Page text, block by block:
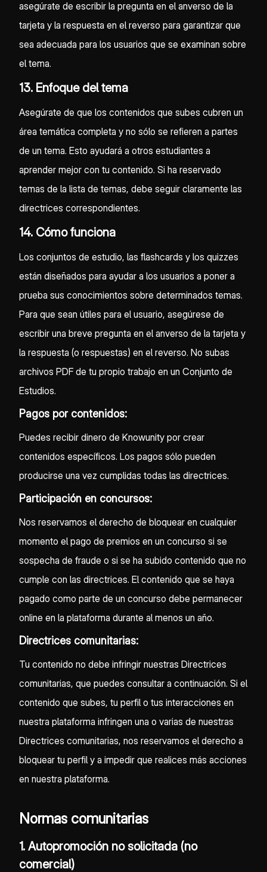
asegúrate de escribir la pregunta en el anverso de la
tarjeta y la respuesta en el reverso para garantizar que
sea adecuada para los usuarios que se examinan sobre
el tema.
13. Enfoque del tema
Asegúrate de que los contenidos que subes cubren un
área temática completa y no sólo se refieren a partes
de un tema. Esto ayudará a otros estudiantes a
aprender mejor con tu contenido. Si ha reservado
temas de la lista de temas, debe seguir claramente las
directrices correspondientes.
14. Cómo funciona
Los conjuntos de estudio, las flashcards y los quizzes
están diseñados para ayudar a los usuarios a poner a
prueba sus conocimientos sobre determinados temas.
Para que sean útiles para el usuario, asegúrese de
escribir una breve pregunta en el anverso de la tarjeta y
la respuesta (o respuestas) en el reverso. No subas
archivos PDF de tu propio trabajo en un Conjunto de
Estudios.
Pagos por contenidos:
Puedes recibir dinero de Knowunity por crear
contenidos específicos. Los pagos sólo pueden
producirse una vez cumplidas todas las directrices.
Participación en concursos:
Nos reservamos el derecho de bloquear en cualquier
momento el pago de premios en un concurso si se
sospecha de fraude o si se ha subido contenido que no
cumple con las directrices. El contenido que se haya
pagado como parte de un concurso debe permanecer
online en la plataforma durante al menos un año.
Directrices comunitarias:
Tu contenido no debe infringir nuestras Directrices
comunitarias, que puedes consultar a continuación. Si el
contenido que subes, tu perfil o tus interacciones en
nuestra plataforma infringen una o varias de nuestras
Directrices comunitarias, nos reservamos el derecho a
bloquear tu perfil y a impedir que realices más acciones
en nuestra plataforma.
Normas comunitarias
1. Autopromoción no solicitada (no
comercial)